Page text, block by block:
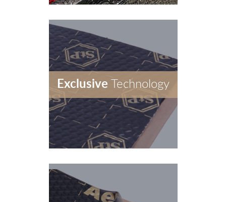
Exclusive Technology